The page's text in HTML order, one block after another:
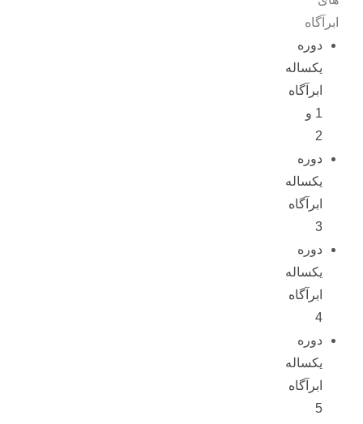
ابرآگاه
دوره
یکساله
ابرآگاه
1 و
2
دوره
یکساله
ابرآگاه
3
دوره
یکساله
ابرآگاه
4
دوره
یکساله
ابرآگاه
5